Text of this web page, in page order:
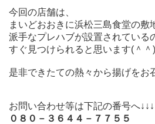
今回の店舗は、
まいどおおきに浜松三島食堂の敷
派手なプレハブが設置されている
すぐ見つけられると思います(＾＾)
是非できたての熱々から揚げをお
お問い合わせ等は下記の番号へ
０８０－３６４４－７７５５